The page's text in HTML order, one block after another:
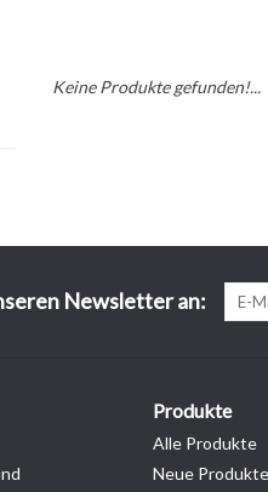
Keine Produkte gefunden!...
Newsletter an:
Produkte
Alle Produkte
Neue Produkte